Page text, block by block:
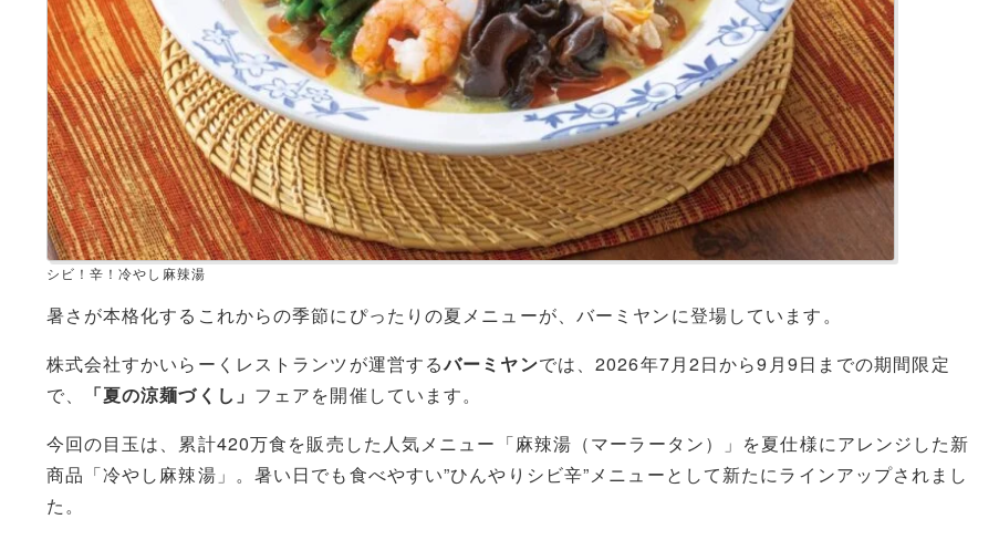
シビ！辛！冷やし麻辣湯
暑さが本格化するこれからの季節にぴったりの夏メニューが、バーミヤンに登場しています。
株式会社すかいらーくレストランツが運営するバーミヤンでは、2026年7月2日から9月9日までの期間限定
で、
「夏の涼麺づくし」 フェアを開催しています。
今回の目玉は、累計420万食を販売した人気メニュー「麻辣湯（マーラータン）」を夏仕様にアレンジした新
商品「冷やし麻辣湯」。暑い日でも食べやすい”ひんやりシビ辛”メニューとして新たにラインアップされまし
た。